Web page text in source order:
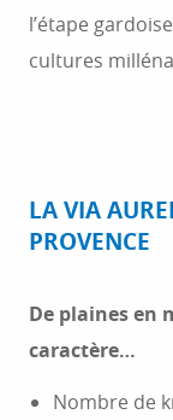
l’étape
cultures
LA VIA
PROVENCE
De plaines en
caractère…
Nombre de